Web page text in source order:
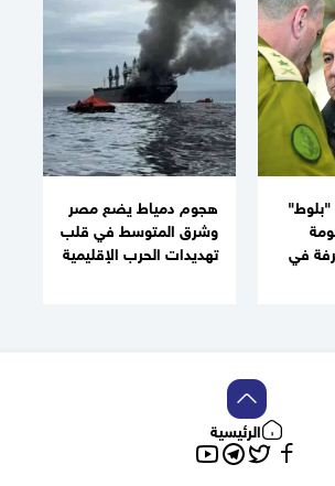
"بلوط"
في
هجوم دمياط يضع مصر
وشرق المتوسط في قلب
تهديدات الحرب الإقليمية
الرئيسية
فيسبوك
تويترتلغراميوتيوب